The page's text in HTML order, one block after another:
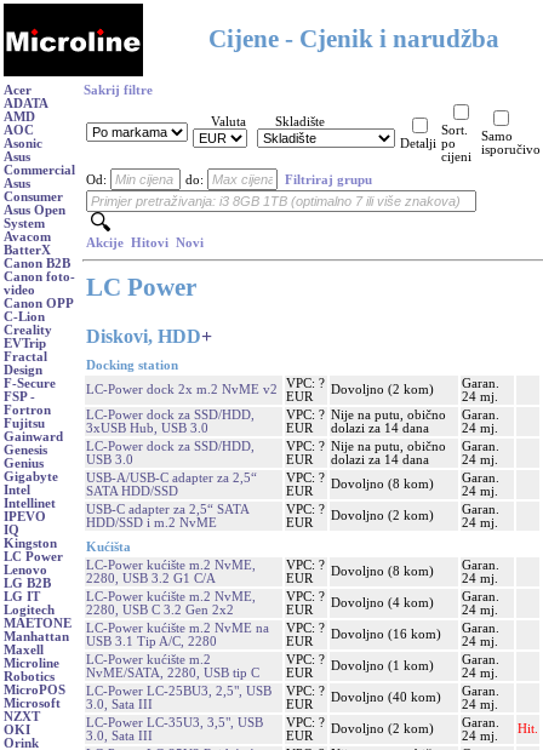
Cijene - Cjenik i narudžba
Acer
ADATA
AMD
AOC
Asonic
Asus
Commercial
Asus
Consumer
Asus Open
System
Avacom
BatterX
Canon B2B
Canon foto-
video
Canon OPP
C-Lion
Creality
EVTrip
Fractal
Design
F-Secure
FSP -
Fortron
Fujitsu
Gainward
Genesis
Genius
Gigabyte
Intel
Intellinet
IPEVO
IQ
Kingston
LC Power
Lenovo
LG B2B
LG IT
Logitech
MAETONE
Manhattan
Maxell
Microline
Robotics
MicroPOS
Microsoft
NZXT
OKI
Orink
Sakrij filtre
Valuta
Skladište
Detalji
Sort.
po
cijeni
Samo
isporučivo
Od: do: Filtriraj grupu
Akcije Hitovi Novi
LC Power
Diskovi, HDD+
Docking station
LC-Power dock 2x m.2 NvME v2
VPC: ?
EUR
Dovoljno (2 kom)
Garan.
24 mj.
LC-Power dock za SSD/HDD,
3xUSB Hub, USB 3.0
VPC: ?
EUR
Nije na putu, obično
dolazi za 14 dana
Garan.
24 mj.
LC-Power dock za SSD/HDD,
USB 3.0
VPC: ?
EUR
Nije na putu, obično
dolazi za 14 dana
Garan.
24 mj.
USB-A/USB-C adapter za 2,5“
SATA HDD/SSD
VPC: ?
EUR
Dovoljno (8 kom)
Garan.
24 mj.
USB-C adapter za 2,5“ SATA
HDD/SSD i m.2 NvME
VPC: ?
EUR
Dovoljno (2 kom)
Garan.
24 mj.
Kućišta
LC-Power kućište m.2 NvME,
2280, USB 3.2 G1 C/A
VPC: ?
EUR
Dovoljno (8 kom)
Garan.
24 mj.
LC-Power kućište m.2 NvME,
2280, USB C 3.2 Gen 2x2
VPC: ?
EUR
Dovoljno (4 kom)
Garan.
24 mj.
LC-Power kućište m.2 NvME na
USB 3.1 Tip A/C, 2280
VPC: ?
EUR
Dovoljno (16 kom)
Garan.
24 mj.
LC-Power kućište m.2
NvME/SATA, 2280, USB tip C
VPC: ?
EUR
Dovoljno (1 kom)
Garan.
24 mj.
LC-Power LC-25BU3, 2,5", USB
3.0, Sata III
VPC: ?
EUR
Dovoljno (40 kom)
Garan.
24 mj.
LC-Power LC-35U3, 3,5", USB
3.0, Sata III
VPC: ?
EUR
Dovoljno (2 kom)
Garan.
24 mj.
Hit.